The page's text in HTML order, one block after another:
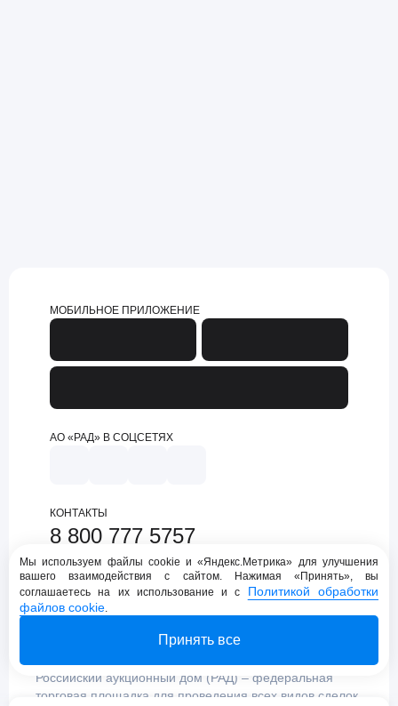
МОБИЛЬНОЕ ПРИЛОЖЕНИЕ
АО «РАД» В СОЦСЕТЯХ
КОНТАКТЫ
8 800 777 5757
support@lot-online.ru
Техническая поддержка
Российский аукционный дом (РАД) – федеральная
торговая площадка для проведения всех видов сделок
Мы используем файлы cookie и «Яндекс.Метрика» для улучшения
вашего взаимодействия с сайтом. Нажимая «Принять», вы
соглашаетесь на их использование и с Политикой обработки
файлов cookie.
Принять все